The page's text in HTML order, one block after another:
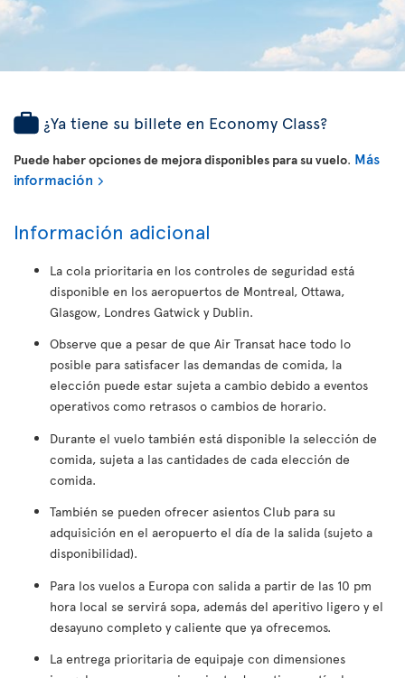
¿Ya tiene su billete en Economy Class?
Puede haber opciones de mejora disponibles para su vuelo. Más
información
Información adicional
La cola prioritaria en los controles de seguridad está
disponible en los aeropuertos de Montreal, Ottawa,
Glasgow, Londres Gatwick y Dublin.
Observe que a pesar de que Air Transat hace todo lo
posible para satisfacer las demandas de comida, la
elección puede estar sujeta a cambio debido a eventos
operativos como retrasos o cambios de horario.
Durante el vuelo también está disponible la selección de
comida, sujeta a las cantidades de cada elección de
comida.
También se pueden ofrecer asientos Club para su
adquisición en el aeropuerto el día de la salida (sujeto a
disponibilidad).
Para los vuelos a Europa con salida a partir de las 10 pm
hora local se servirá sopa, además del aperitivo ligero y el
desayuno completo y caliente que ya ofrecemos.
La entrega prioritaria de equipaje con dimensiones